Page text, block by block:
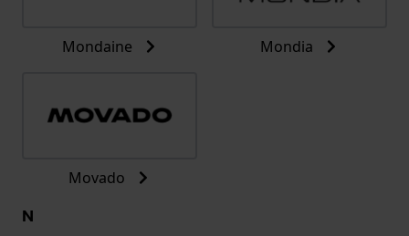
Mondaine Mondia
Movado
N